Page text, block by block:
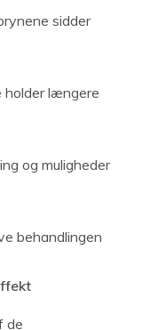
sidder
holder længere
og muligheder
behandlingen
de